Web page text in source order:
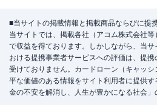
■当サイトの掲載情報と掲載商品ならびに提
当サイトでは、掲載各社（アコム株式会社
で収益を得ております。しかしながら、当
おける提携事業者サービスへの評価は、提
受けておりません。カードローン（キャッ
平な価値のある情報をサイト利用者に提供
金の不安を解消し、人生が豊かになる社会」